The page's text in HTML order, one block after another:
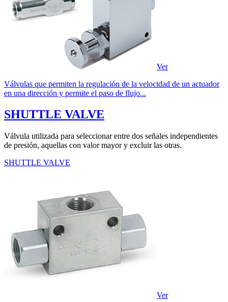
Ver
Válvulas que permiten la regulación de la velocidad de un actuador
en una dirección y permite el paso de flujo...
SHUTTLE VALVE
Válvula utilizada para seleccionar entre dos señales independientes
de presión, aquellas con valor mayor y excluir las otras.
SHUTTLE VALVE
Ver